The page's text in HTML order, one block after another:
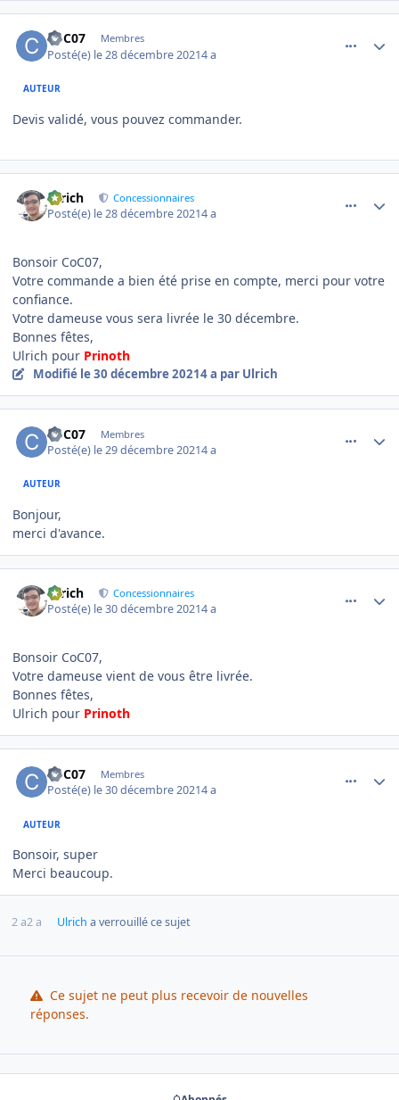
CoC07 Membres
Posté(e) le 28 décembre 20214 a
AUTEUR
Devis validé, vous pouvez commander.
Ulrich Concessionnaires
Posté(e) le 28 décembre 20214 a
Bonsoir CoC07,
Votre commande a bien été prise en compte, merci pour votre
confiance.
Votre dameuse vous sera livrée le 30 décembre.
Bonnes fêtes,
Ulrich pour Prinoth
Modifié le 30 décembre 20214 a par Ulrich
CoC07 Membres
Posté(e) le 29 décembre 20214 a
AUTEUR
Bonjour,
merci d'avance.
Ulrich Concessionnaires
Posté(e) le 30 décembre 20214 a
Bonsoir CoC07,
Votre dameuse vient de vous être livrée.
Bonnes fêtes,
Ulrich pour Prinoth
CoC07 Membres
Posté(e) le 30 décembre 20214 a
AUTEUR
Bonsoir, super
Merci beaucoup.
2 a2 a Ulrich a verrouillé ce sujet
Ce sujet ne peut plus recevoir de nouvelles
réponses.